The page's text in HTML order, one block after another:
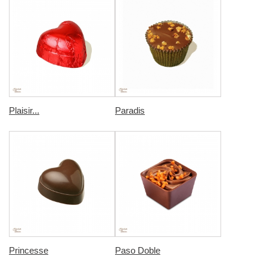
Plaisir... Paradis
Princesse Paso Doble